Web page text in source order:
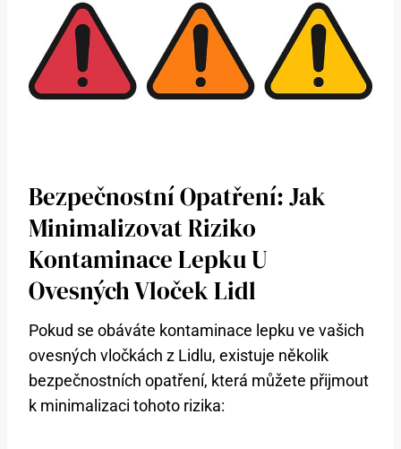
Bezpečnostní Opatření: Jak
Minimalizovat Riziko
Kontaminace Lepku U
Ovesných Vloček Lidl
Pokud se obáváte kontaminace lepku ve vašich
ovesných vločkách z Lidlu, existuje několik
bezpečnostních opatření, která můžete přijmout
k minimalizaci tohoto rizika: